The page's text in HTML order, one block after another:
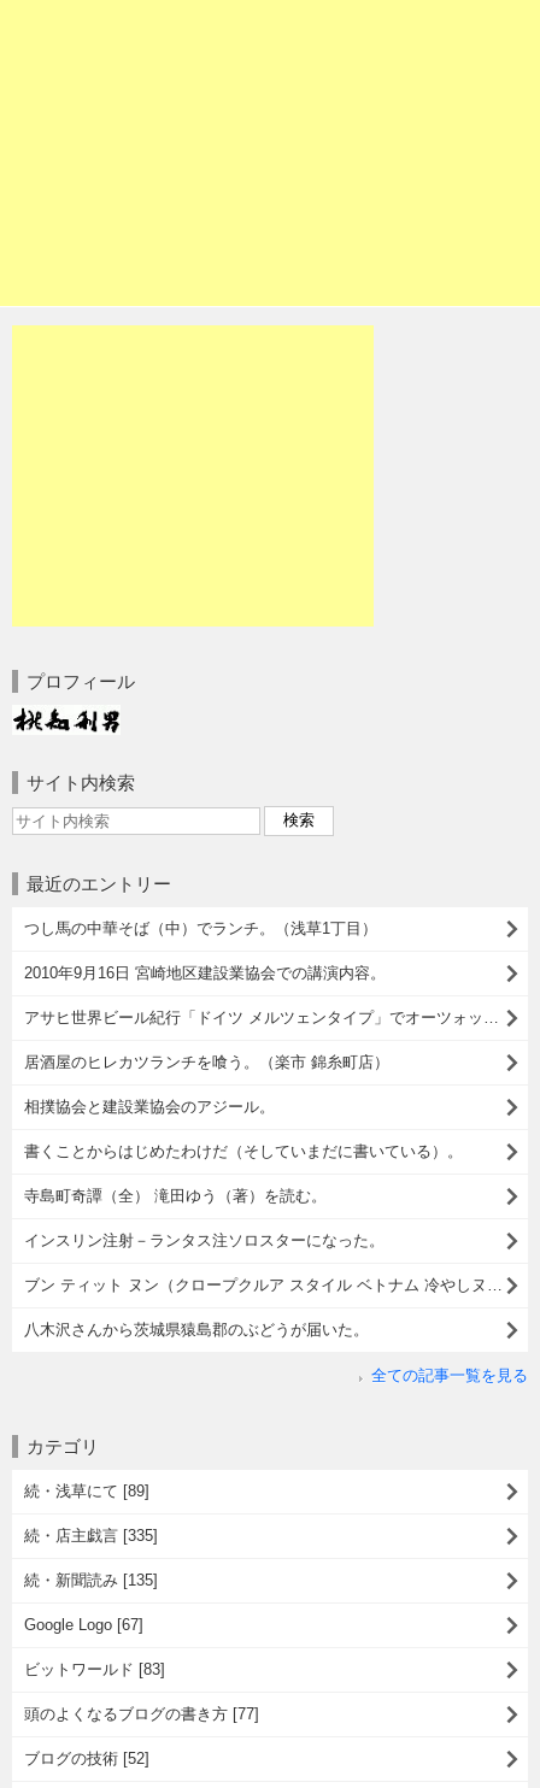
プロフィール
サイト内検索
最近のエントリー
つし馬の中華そば（中）でランチ。（浅草1丁目）
2010年9月16日 宮崎地区建設業協会での講演内容。
居酒屋のヒレカツランチを喰う。（楽市 錦糸町店）
相撲協会と建設業協会のアジール。
書くことからはじめたわけだ（そしていまだに書いている）。
寺島町奇譚（全） 滝田ゆう（著）を読む。
インスリン注射－ランタス注ソロスターになった。
八木沢さんから茨城県猿島郡のぶどうが届いた。
全ての記事一覧を見る
カテゴリ
続・浅草にて [89]
続・店主戯言 [335]
続・新聞読み [135]
Google Logo [67]
ビットワールド [83]
頭のよくなるブログの書き方 [77]
ブログの技術 [52]